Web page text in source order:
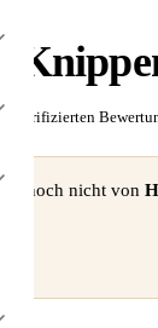
verifizierten
noch nicht von
→